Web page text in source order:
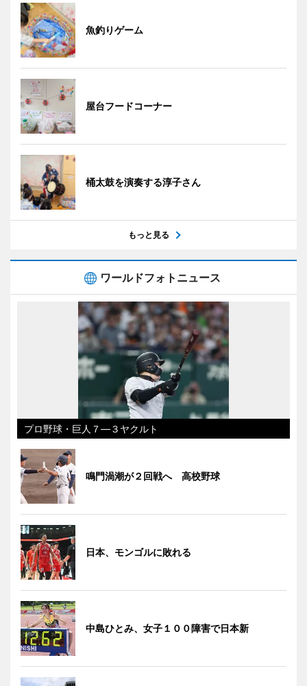
魚釣りゲーム
屋台フードコーナー
桶太鼓を演奏する淳子さん
もっと見る
ワールドフォトニュース
プロ野球・巨人７―３ヤクルト
鳴門渦潮が２回戦へ 高校野球
日本、モンゴルに敗れる
中島ひとみ、女子１００障害で日本新